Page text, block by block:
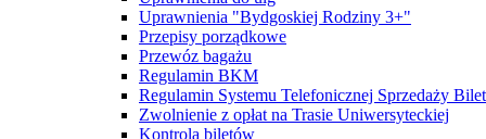
Uprawnienia "Bydgoskiej Rodziny 3+"
Przepisy porządkowe
Przewóz bagażu
Regulamin BKM
Regulamin Systemu Telefonicznej Sprzedaży
Zwolnienie z opłat na Trasie Uniwersyteckiej
Kontrola biletów